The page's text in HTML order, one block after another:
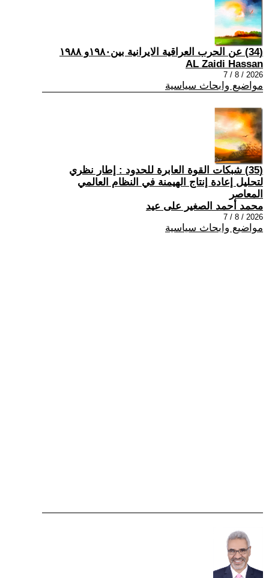
(34) عن الحرب العراقية الايرانية بين١٩٨٠و ١٩٨٨
AL Zaidi Hassan
2026 / 8 / 7
مواضيع وابحاث سياسية
(35) شبكات القوة العابرة للحدود : إطار نظري
لتحليل إعادة إنتاج الهيمنة في النظام العالمي
المعاصر
محمد أحمد الصغير على عيد
2026 / 8 / 7
مواضيع وابحاث سياسية